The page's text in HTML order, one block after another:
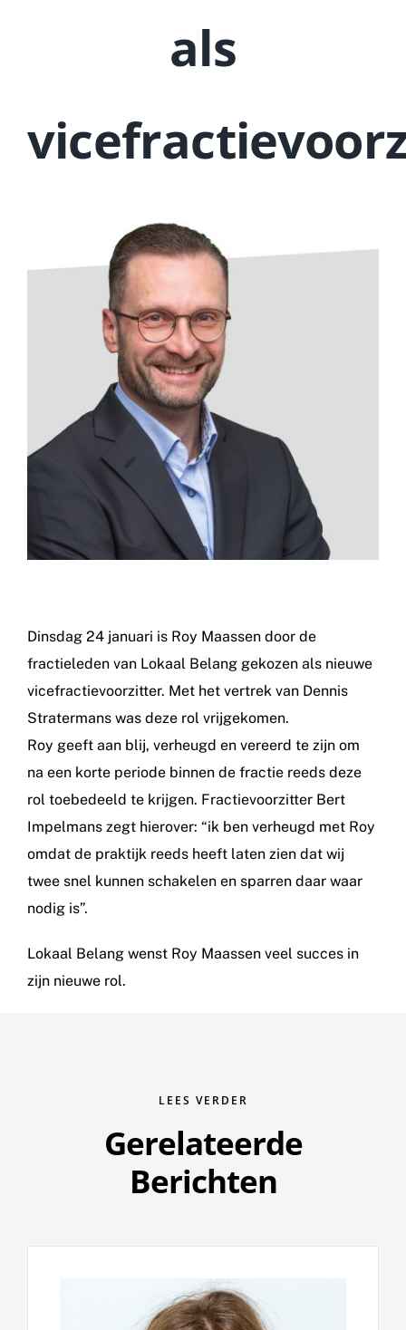
als
Dinsdag 24 januari is Roy Maassen door de
fractieleden van Lokaal Belang gekozen als nieuwe
vicefractievoorzitter. Met het vertrek van Dennis
Stratermans was deze rol vrijgekomen.
Roy geeft aan blij, verheugd en vereerd te zijn om
na een korte periode binnen de fractie reeds deze
rol toebedeeld te krijgen. Fractievoorzitter Bert
Impelmans zegt hierover: “ik ben verheugd met Roy
omdat de praktijk reeds heeft laten zien dat wij
twee snel kunnen schakelen en sparren daar waar
nodig is”.
Lokaal Belang wenst Roy Maassen veel succes in
zijn nieuwe rol.
LEES VERDER
Gerelateerde
Berichten